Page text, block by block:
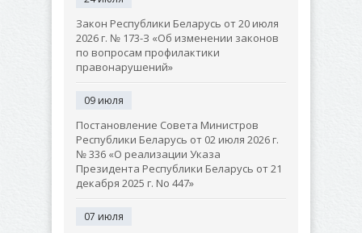
Закон Республики Беларусь от 20 июля
2026 г. № 173-З «Об изменении законов
по вопросам профилактики
правонарушений»
09 июля
Постановление Совета Министров
Республики Беларусь от 02 июля 2026 г.
№ 336 «О реализации Указа
Президента Республики Беларусь от 21
декабря 2025 г. No 447»
07 июля